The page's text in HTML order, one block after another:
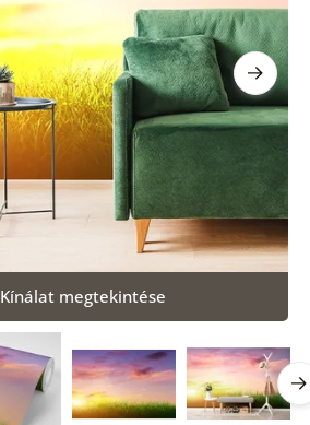
Kínálat megtekintése